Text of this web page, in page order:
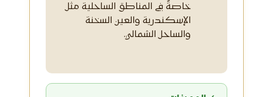
خاصةً في المناطق الساحلية مثل
الإسكندرية والعين السخنة
والساحل الشمالي.